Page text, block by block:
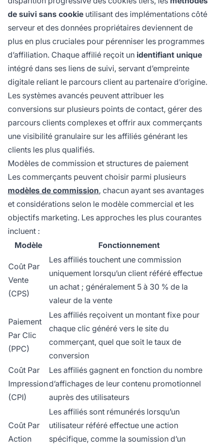
de suivi sans cookie utilisant des implémentations côté
serveur et des données propriétaires deviennent de
plus en plus cruciales pour pérenniser les programmes
d’affiliation. Chaque affilié reçoit un identifiant unique
intégré dans ses liens de suivi, servant d’empreinte
digitale reliant le parcours client au partenaire d’origine.
Les systèmes avancés peuvent attribuer les
conversions sur plusieurs points de contact, gérer des
parcours clients complexes et offrir aux commerçants
une visibilité granulaire sur les affiliés générant les
clients les plus qualifiés.
Modèles de commission et structures de paiement
Les commerçants peuvent choisir parmi plusieurs
modèles de commission, chacun ayant ses avantages
et considérations selon le modèle commercial et les
objectifs marketing. Les approches les plus courantes
incluent :
Modèle
Fonctionnement
Coût Par
Vente
(CPS)
Les affiliés touchent une commission
uniquement lorsqu’un client référé effectue
un achat ; généralement 5 à 30 % de la
valeur de la vente
Paiement
Par Clic
(PPC)
Les affiliés reçoivent un montant fixe pour
chaque clic généré vers le site du
commerçant, quel que soit le taux de
conversion
Coût Par
Impression
(CPI)
Les affiliés gagnent en fonction du nombre
d’affichages de leur contenu promotionnel
auprès des utilisateurs
Coût Par
Action
Les affiliés sont rémunérés lorsqu’un
utilisateur référé effectue une action
spécifique, comme la soumission d’un